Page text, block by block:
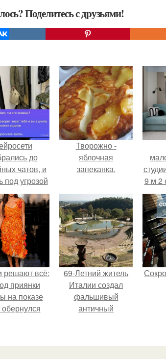
Поделитесь с друзьями!
до
чатов, и
под угрозой
нервы.
Творожно -
яблочная
запеканка.
9 м 2
решают всё:
приянки
на показе
69-Летний житель
Италии создал
фальшивый
античный
успешно выдавал